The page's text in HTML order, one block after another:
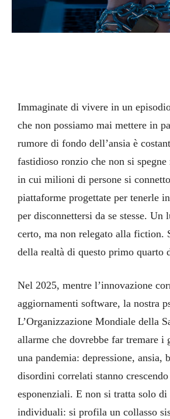
Immaginate di vivere in un
che non possiamo mai mettere in
rumore di fondo dell’ansia è
fastidioso ronzio che non si
in cui milioni di persone si
piattaforme progettate per tenerle
per disconnettersi da se stesse. Un
certo, ma non relegato alla fiction.
della realtà di questo primo quarto
Nel 2025, mentre l’innovazione
aggiornamenti software, la nostra
L’Organizzazione Mondiale della
allarme che dovrebbe far tremare i
una pandemia: depressione, ansia,
disordini correlati stanno
esponenziali. E non si tratta solo di
individuali: si profila un collasso